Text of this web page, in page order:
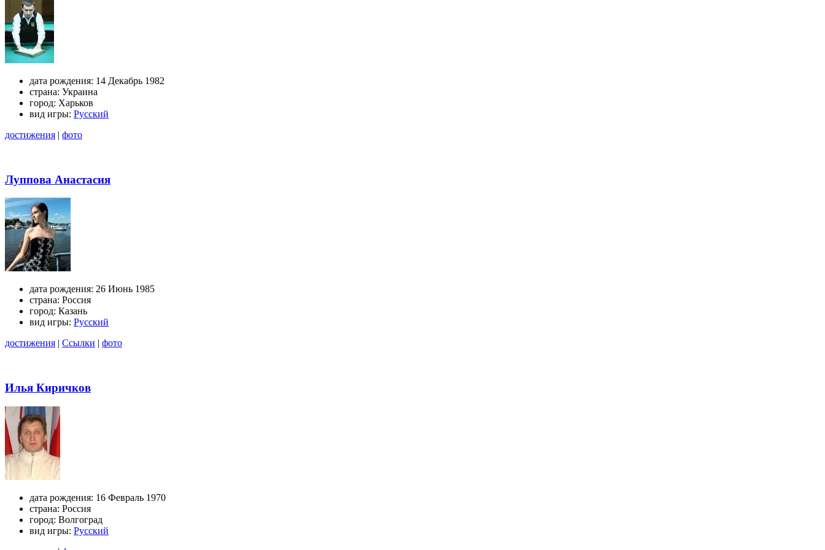
дата рождения: 14 Декабрь 1982
страна: Украина
город: Харьков
вид игры: Русский
достижения | фото
Луппова Анастасия
дата рождения: 26 Июнь 1985
страна: Россия
город: Казань
вид игры: Русский
достижения
Ссылки фото
Илья Киричков
дата рождения: 16 Февраль 1970
страна: Россия
город: Волгоград
вид игры: Русский